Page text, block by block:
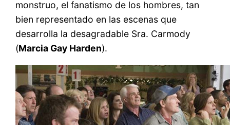
monstruo, el fanatismo de los hombres, tan
bien representado en las escenas que
desarrolla la desagradable Sra. Carmody
(Marcia Gay Harden).